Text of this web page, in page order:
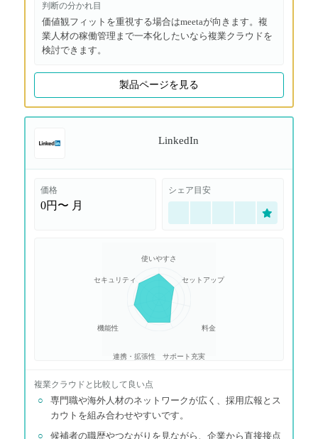
判断の分かれ目
価値観フィットを重視する場合はmeetaが向きます。複
業人材の稼働管理まで一本化したいなら複業クラウドを
検討できます。
製品ページを見る
LinkedIn
価格
0円〜 月
シェア目安
使いやすさ
セットアップ
料金
サポート充実
連携・拡張性
機能性
セキュリティ
複業クラウド と比較して良い点
○
専門職や海外人材のネットワークが広く、採用広報とス
カウトを組み合わせやすいです。
○
候補者の職歴やつながりを見ながら、企業から直接接点